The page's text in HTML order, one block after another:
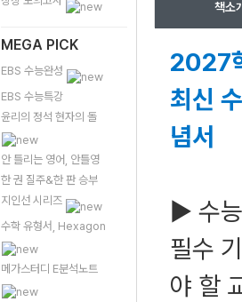
MEGA PICK
EBS 수능완성
EBS 수능특강
윤리의 정석 현자의 돌
안 틀리는 영어, 안틀영
한 권 질주&한 판 승부
지인선 시리즈
수학 유형서, Hexagon
메가스터디 E분석노트
책소
2027
최신
념서
▶ 수
필수
야 할